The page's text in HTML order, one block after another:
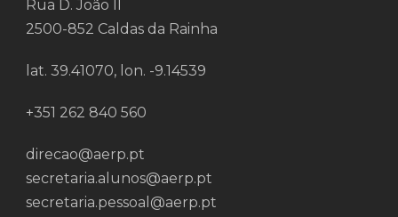
Rua D. João II
2500-852 Caldas da Rainha
lat. 39.41070, lon. -9.14539
+351 262 840 560
direcao@aerp.pt
secretaria.alunos@aerp.pt
secretaria.pessoal@aerp.pt